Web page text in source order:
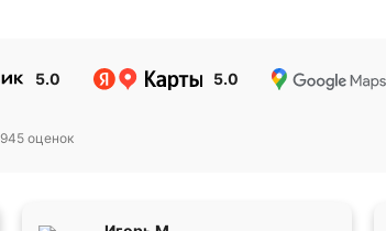
5.0 5.0
945 оценок